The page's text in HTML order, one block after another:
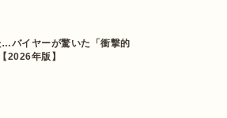
バイヤーが驚いた「衝撃的
2026年版】